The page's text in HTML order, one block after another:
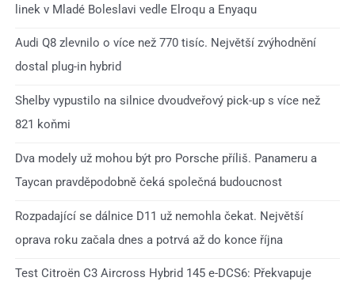
linek v Mladé Boleslavi vedle Elroqu a Enyaqu
Audi Q8 zlevnilo o více než 770 tisíc. Největší zvýhodnění
dostal plug-in hybrid
Shelby vypustilo na silnice dvoudveřový pick-up s více než
821 koňmi
Dva modely už mohou být pro Porsche příliš. Panameru a
Taycan pravděpodobně čeká společná budoucnost
Rozpadající se dálnice D11 už nemohla čekat. Největší
oprava roku začala dnes a potrvá až do konce října
Test Citroën C3 Aircross Hybrid 145 e-DCS6: Překvapuje